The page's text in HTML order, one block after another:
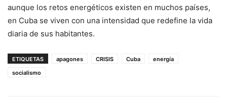
aunque los retos energéticos existen en muchos países,
en Cuba se viven con una intensidad que redefine la vida
diaria de sus habitantes.
ETIQUETAS apagones CRISIS Cuba
energía
socialismo